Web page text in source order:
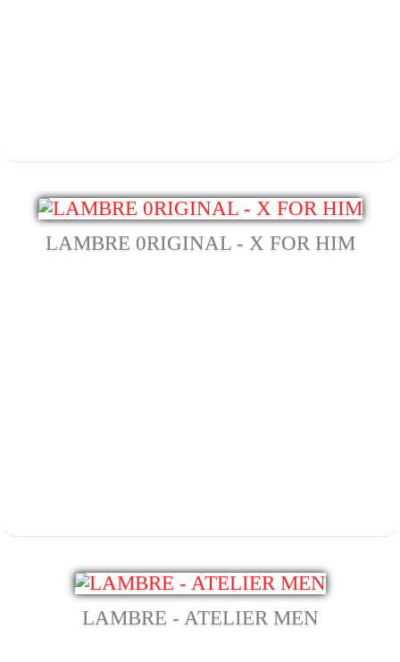
LAMBRE 0RIGINAL - X FOR HIM
LAMBRE - ATELIER MEN